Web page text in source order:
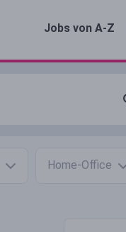
Jobs von A-Z
Home-Office